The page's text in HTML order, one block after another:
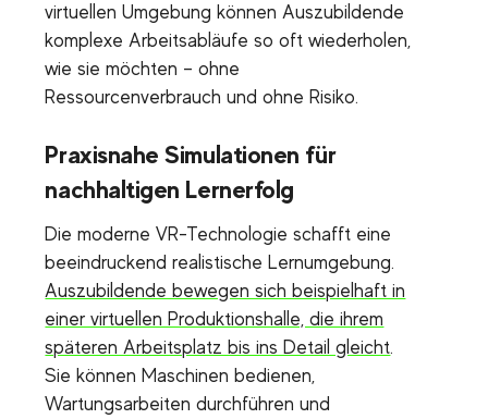
virtuellen Umgebung können Auszubildende
komplexe Arbeitsabläufe so oft wiederholen,
wie sie möchten – ohne
Ressourcenverbrauch und ohne Risiko.
Praxisnahe Simulationen für
nachhaltigen Lernerfolg
Die moderne VR-Technologie schafft eine
beeindruckend realistische Lernumgebung.
Auszubildende bewegen sich beispielhaft in
einer virtuellen Produktionshalle, die ihrem
späteren Arbeitsplatz bis ins Detail gleicht.
Sie können Maschinen bedienen,
Wartungsarbeiten durchführen und